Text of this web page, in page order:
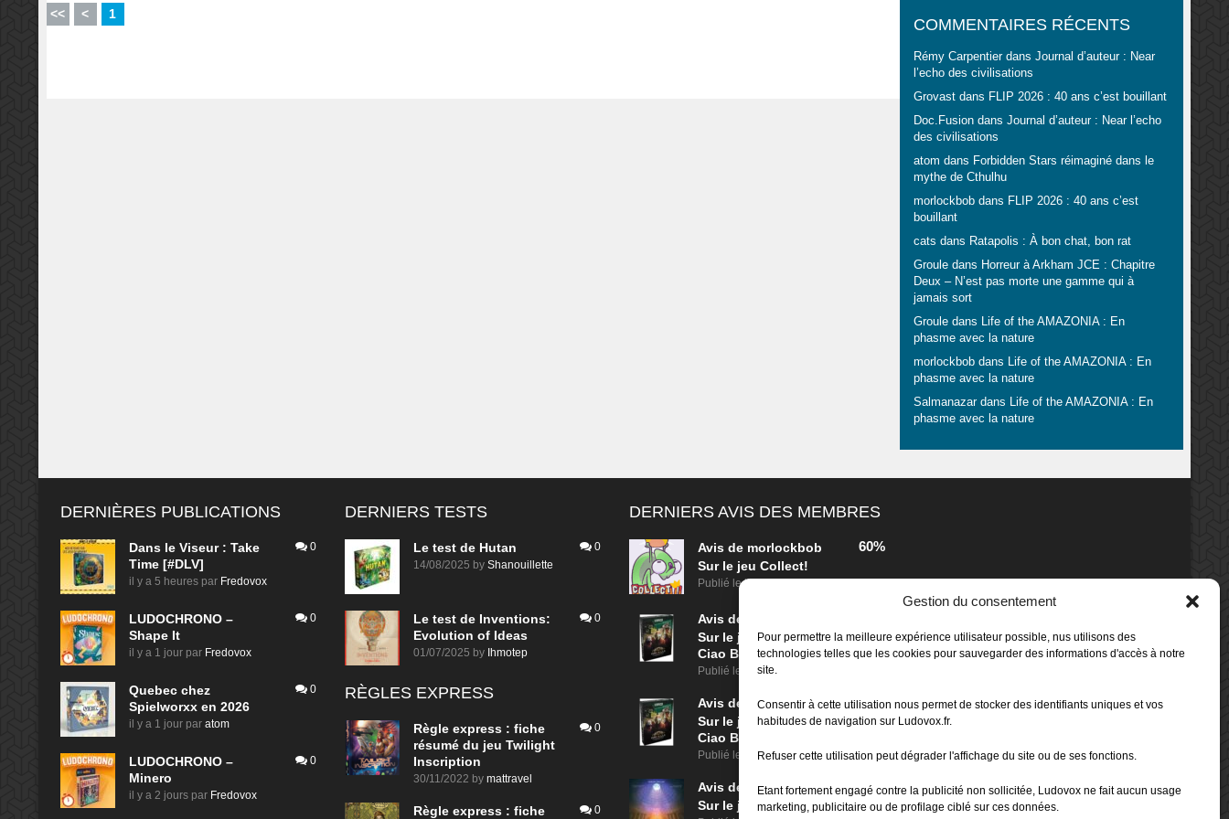
Gestion du consentement
Pour permettre la meilleure expérience utilisateur possible, nus utilisons des
technologies telles que les cookies pour sauvegarder des informations d'accès à notre
site.
Consentir à cette utilisation nous permet de stocker des identifiants uniques et vos
habitudes de navigation sur Ludovox.fr.
Refuser cette utilisation peut dégrader l'affichage du site ou de ses fonctions.
Etant fortement engagé contre la publicité non sollicitée, Ludovox ne fait aucun usage
marketing, publicitaire ou de profilage ciblé sur ces données.
<< < 1
COMMENTAIRES RÉCENTS
Rémy Carpentierdans Journal d’auteur : Near
l’echo des civilisations
Grovastdans FLIP 2026 : 40 ans c’est bouillant
Doc.Fusiondans Journal d’auteur : Near l’echo
des civilisations
atom dans Forbidden Stars réimaginé dans le
mythe de Cthulhu
morlockbobdans FLIP 2026 : 40 ans c’est
bouillant
cats dans Ratapolis : À bon chat, bon rat
Grouledans Horreur à Arkham JCE : Chapitre
Deux – N’est pas morte une gamme qui à
jamais sort
Grouledans Life of the AMAZONIA : En
phasme avec la nature
morlockbobdans Life of the AMAZONIA : En
phasme avec la nature
Salmanazardans Life of the AMAZONIA : En
phasme avec la nature
DERNIÈRES PUBLICATIONS
Dans le Viseur : Take
Time [#DLV]
il y a 5 heures par Fredovox
0
LUDOCHRONO –
Shape It
il y a 1 jour par Fredovox
0
Quebec chez
Spielworxx en 2026
il y a 1 jour par atom
0
LUDOCHRONO –
Minero
il y a 2 jours par Fredovox
0
DERNIERS TESTS
Le test de Hutan
14/08/2025 by Shanouillette
0
Le test de Inventions:
Evolution of Ideas
01/07/2025 by Ihmotep
0
RÈGLES EXPRESS
Règle express : fiche
résumé du jeu Twilight
Inscription
30/11/2022 by mattravel
0
Règle express : fiche 0
DERNIERS AVIS DES MEMBRES
Avis de morlockbob
Sur le jeu Collect!
Publié leil y a 16 heures
60%
Avis de
Sur le jeu Detective Box -
Ciao Bella
Publié le il y a 2 jours
Avis de
morlockbob
Sur le jeu Detective Box -
Ciao Bella
Publié le il y a 2 jours
80%
Avis de
morlockbob
Sur le jeu Aeterna
70%